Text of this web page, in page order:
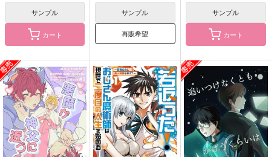
サンプル
カート
サンプル
再販希望
サンプル
カート